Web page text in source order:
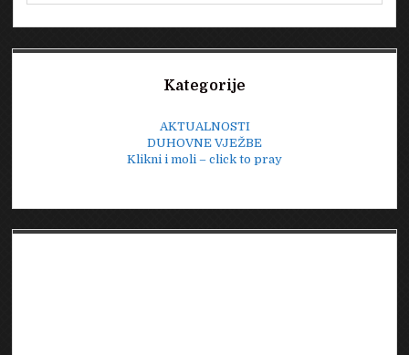
Kategorije
AKTUALNOSTI
DUHOVNE VJEŽBE
Klikni i moli – click to pray